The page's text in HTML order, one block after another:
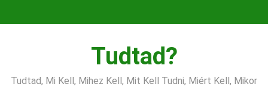
Tudtad?
Tudtad, Mi Kell, Mihez Kell, Mit Kell Tudni, Miért Kell, Mikor